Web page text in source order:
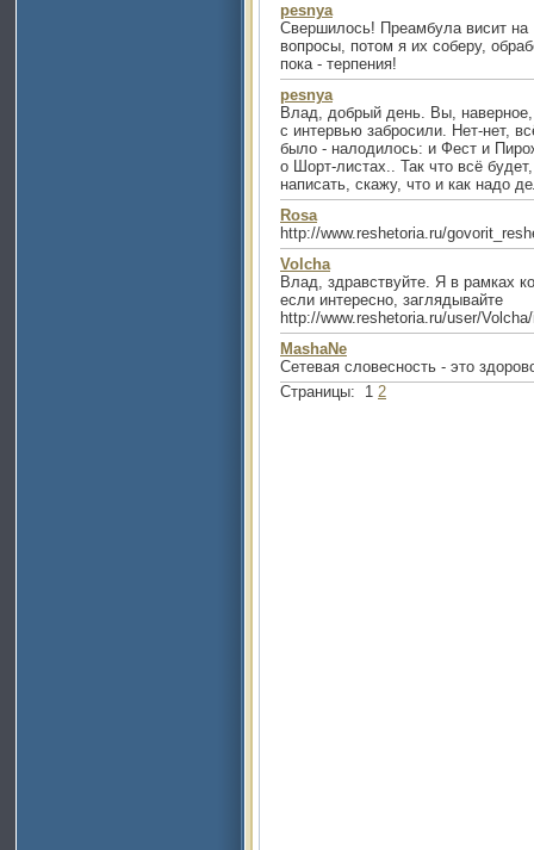
pesnya
Cвершилось! Преамбула висит на
вопросы, потом я их соберу,
пока - терпения!
pesnya
Влад, добрый день. Вы,
с интервью забросили. Нет-нет,
было - налодилось: и Фест и
о Шорт-листах.. Так что всё
написать, скажу, что и как надо
Rosa
http://www.reshetoria.ru/
Volcha
Влад, здравствуйте. Я в рамках
если интересно, заглядывайте
http://www.reshetoria.ru/user/
MashaNe
Сетевая словесность - это
Страницы: 1 2